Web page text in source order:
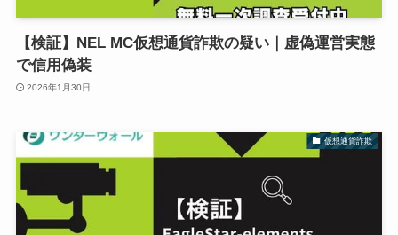
【検証】NEL MC仮想通貨詐欺の疑い｜虚偽運営実態
で信用偽装
2026年1月30日
仮想通貨詐欺